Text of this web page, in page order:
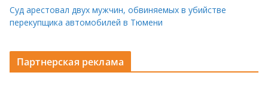
Суд арестовал двух мужчин, обвиняемых в убийстве
перекупщика автомобилей в Тюмени
Партнерская реклама